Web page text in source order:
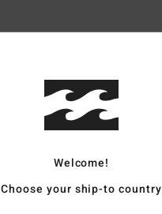
Welcome!
Choose your ship-to country